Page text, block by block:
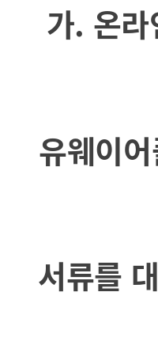
가. 온
유웨이
서류를